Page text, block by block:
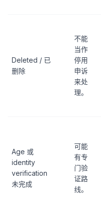
Deleted / 已
删除
不能
当作
停用
申诉
来处
理。
Age 或
identity
verification
未完成
可能
有专
门验
证路
线。